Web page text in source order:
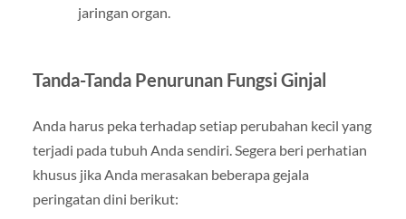
jaringan organ.
Tanda-Tanda Penurunan Fungsi Ginjal
Anda harus peka terhadap setiap perubahan kecil yang
terjadi pada tubuh Anda sendiri. Segera beri perhatian
khusus jika Anda merasakan beberapa gejala
peringatan dini berikut: